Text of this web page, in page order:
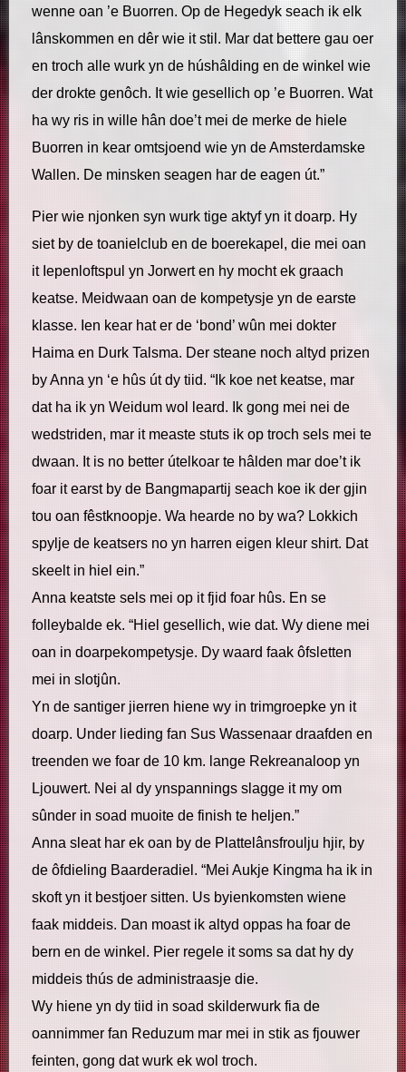
wenne oan ’e Buorren. Op de Hegedyk seach ik elk
lânskommen en dêr wie it stil. Mar dat bettere gau oer
en troch alle wurk yn de húshâlding en de winkel wie
der drokte genôch. It wie gesellich op ’e Buorren. Wat
ha wy ris in wille hân doe’t mei de merke de hiele
Buorren in kear omtsjoend wie yn de Amsterdamske
Wallen. De minsken seagen har de eagen út.”
Pier wie njonken syn wurk tige aktyf yn it doarp. Hy
siet by de toanielclub en de boerekapel, die mei oan
it Iepenloftspul yn Jorwert en hy mocht ek graach
keatse. Meidwaan oan de kompetysje yn de earste
klasse. Ien kear hat er de ‘bond’ wûn mei dokter
Haima en Durk Talsma. Der steane noch altyd prizen
by Anna yn ‘e hûs út dy tiid. “Ik koe net keatse, mar
dat ha ik yn Weidum wol leard. Ik gong mei nei de
wedstriden, mar it measte stuts ik op troch sels mei te
dwaan. It is no better útelkoar te hâlden mar doe’t ik
foar it earst by de Bangmapartij seach koe ik der gjin
tou oan fêstknoopje. Wa hearde no by wa? Lokkich
spylje de keatsers no yn harren eigen kleur shirt. Dat
skeelt in hiel ein.”
Anna keatste sels mei op it fjid foar hûs. En se
folleybalde ek. “Hiel gesellich, wie dat. Wy diene mei
oan in doarpekompetysje. Dy waard faak ôfsletten
mei in slotjûn.
Yn de santiger jierren hiene wy in trimgroepke yn it
doarp. Under lieding fan Sus Wassenaar draafden en
treenden we foar de 10 km. lange Rekreanaloop yn
Ljouwert. Nei al dy ynspannings slagge it my om
sûnder in soad muoite de finish te heljen.”
Anna sleat har ek oan by de Plattelânsfroulju hjir, by
de ôfdieling Baarderadiel. “Mei Aukje Kingma ha ik in
skoft yn it bestjoer sitten. Us byienkomsten wiene
faak middeis. Dan moast ik altyd oppas ha foar de
bern en de winkel. Pier regele it soms sa dat hy dy
middeis thús de administraasje die.
Wy hiene yn dy tiid in soad skilderwurk fia de
oannimmer fan Reduzum mar mei in stik as fjouwer
feinten, gong dat wurk ek wol troch.